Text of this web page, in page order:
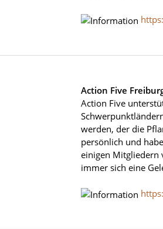
Action Five
Action Five
werden, der die
persönlich und
einigen Mitgliedern
immer sich eine